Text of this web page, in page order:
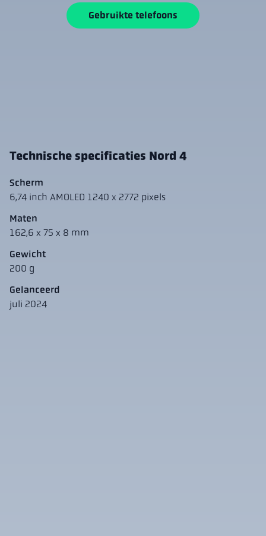
Technische specificaties Nord 4
Scherm
6,74 inch AMOLED 1240 x 2772 pixels
Maten
162,6 x 75 x 8 mm
Gewicht
200 g
Gelanceerd
juli 2024
Gebruikte telefoons